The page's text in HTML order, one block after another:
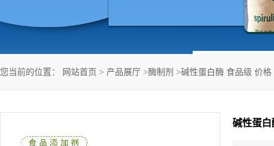
您当前的位置： 网站首页 > 产品展厅 >酶制剂 >碱性蛋白酶 食品级 价
碱性蛋白